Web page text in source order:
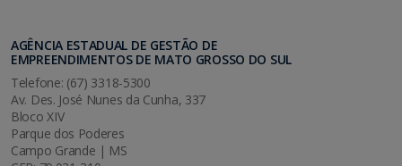
AGÊNCIA ESTADUAL DE GESTÃO DE
EMPREENDIMENTOS DE MATO GROSSO DO SUL
Telefone: (67) 3318-5300
Av. Des. José Nunes da Cunha, 337
Bloco XIV
Parque dos Poderes
Campo Grande | MS